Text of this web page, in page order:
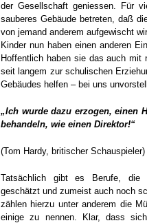
der Gesellschaft geniessen. Für
sauberes Gebäude betreten, daß
von jemand anderem aufgewischt
Kinder nun haben einen anderen
Hoffentlich haben sie das auch mit
seit langem zur schulischen
Gebäudes helfen – bei uns
„Ich wurde dazu erzogen, einen
behandeln, wie einen Direktor!“
(Tom Hardy, britischer Schauspieler)
Tatsächlich gibt es Berufe, die
geschätzt und zumeist auch noch
zählen hierzu unter anderem die
einige zu nennen. Klar, dass